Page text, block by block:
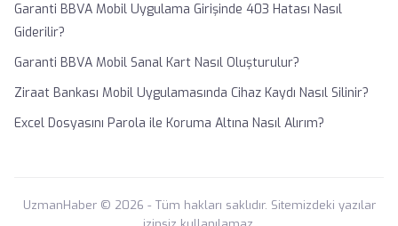
Garanti BBVA Mobil Uygulama Girişinde 403 Hatası Nasıl
Giderilir?
Garanti BBVA Mobil Sanal Kart Nasıl Oluşturulur?
Ziraat Bankası Mobil Uygulamasında Cihaz Kaydı Nasıl Silinir?
Excel Dosyasını Parola ile Koruma Altına Nasıl Alırım?
UzmanHaber © 2026 - Tüm hakları saklıdır. Sitemizdeki yazılar